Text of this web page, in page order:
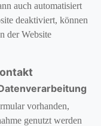
auch automatisiert
deaktiviert, können
der Website
vorhanden,
genutzt werden